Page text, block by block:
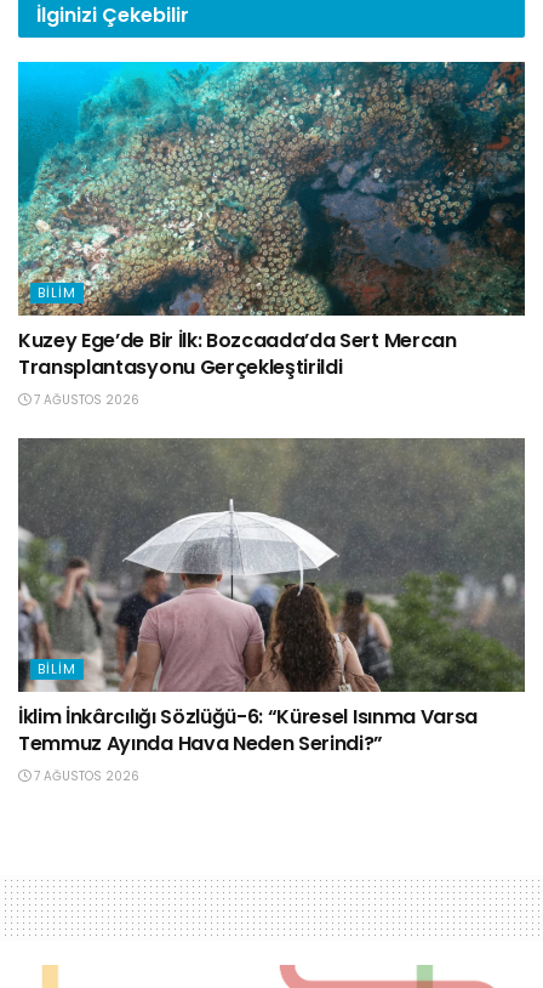
İlginizi Çekebilir
BILIM
Kuzey Ege’de Bir İlk: Bozcaada’da Sert Mercan
Transplantasyonu Gerçekleştirildi
7 AĞUSTOS 2026
BILIM
İklim İnkârcılığı Sözlüğü-6: “Küresel Isınma Varsa
Temmuz Ayında Hava Neden Serindi?”
7 AĞUSTOS 2026